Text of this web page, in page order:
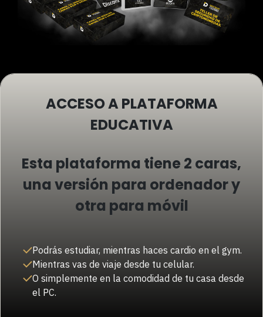
ACCESO A PLATAFORMA
EDUCATIVA
Esta plataforma tiene 2 caras,
una versión para ordenador y
otra para móvil
Podrás estudiar, mientras haces cardio en el gym.
Mientras vas de viaje desde tu celular.
O simplemente en la comodidad de tu casa desde
el PC.